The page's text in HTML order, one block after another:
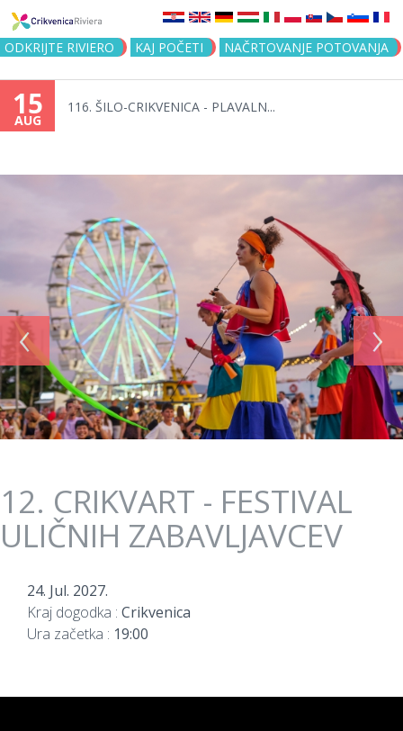
Jump to navigation
ODKRIJTE RIVIERO KAJ POČETI NAČRTOVANJE POTOVANJA
15
AUG
116. ŠILO-CRIKVENICA - PLAVALN...
‹ ›
12. CRIKVART - FESTIVAL
ULIČNIH ZABAVLJAVCEV
24. Jul. 2027.
Kraj dogodka : Crikvenica
Ura začetka : 19:00